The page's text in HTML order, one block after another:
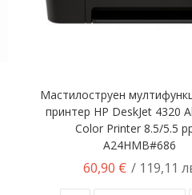
Мастилоструен
принтер HP DeskJet 4320
Color Printer 8.5/5.5
A24HMB#686
60,90 € / 119,11